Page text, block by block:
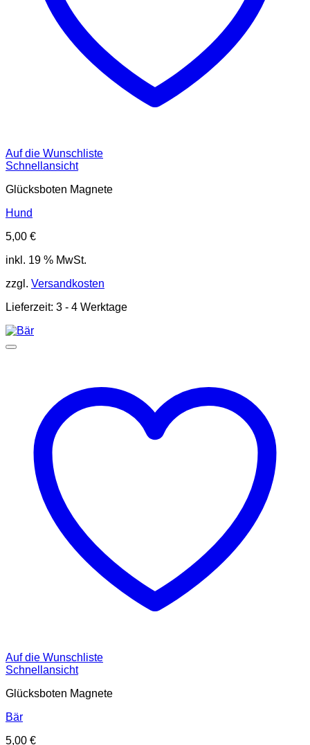
Auf die Wunschliste
Schnellansicht
Glücksboten Magnete
Hund
5,00 €
inkl. 19 % MwSt.
zzgl. Versandkosten
Lieferzeit: 3 - 4 Werktage
Auf die Wunschliste
Schnellansicht
Glücksboten Magnete
Bär
5,00 €